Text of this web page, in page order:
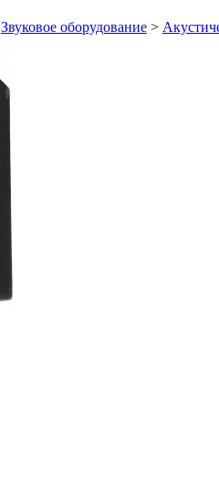
Звуковое оборудование >